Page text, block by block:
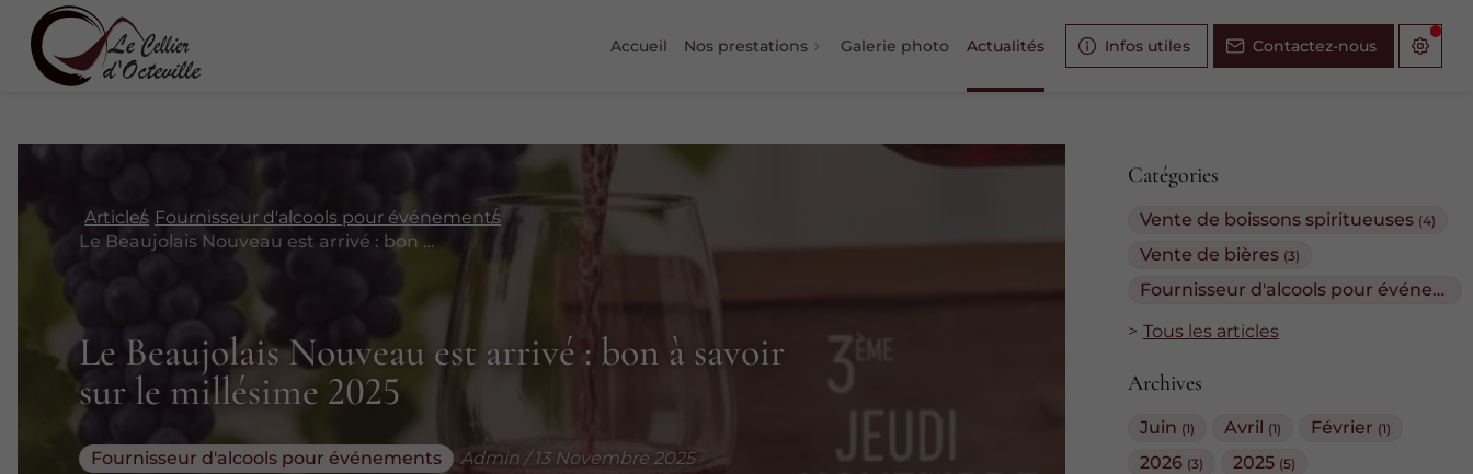
Accueil Nos prestations Galerie photo Actualités Infos utiles Contactez-nous
Catégories
Vente de boissons spiritueuses (4)
Vente de bières (3)
Fournisseur d'alcools pour événements
Tous les articles
Archives
Juin (1) Avril (1) Février (1)
2026 (3) 2025 (5)
Articles Fournisseur d'alcools pour événements
Le Beaujolais Nouveau est arrivé : bon à savoir sur le millésime 2025
Le Beaujolais Nouveau est arrivé : bon à savoir
sur le millésime 2025
Fournisseur d'alcools pour événements Admin / 13 Novembre 2025